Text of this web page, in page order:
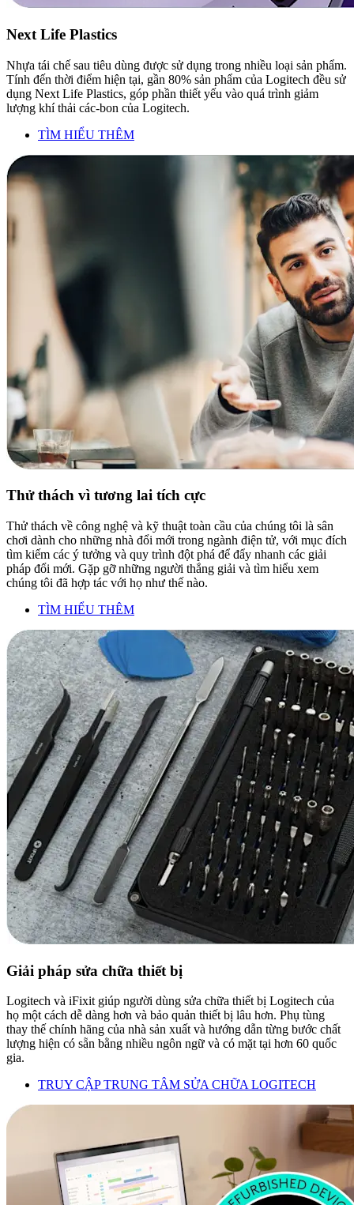
Next Life Plastics
Nhựa tái chế sau tiêu dùng được sử dụng trong nhiều loại sản phẩm.
Tính đến thời điểm hiện tại, gần 80% sản phẩm của Logitech đều sử
dụng Next Life Plastics, góp phần thiết yếu vào quá trình giảm
lượng khí thải các-bon của Logitech.
TÌM HIỂU THÊM
Thử thách vì tương lai tích cực
Thử thách về công nghệ và kỹ thuật toàn cầu của chúng tôi là sân
chơi dành cho những nhà đổi mới trong ngành điện tử, với mục đích
tìm kiếm các ý tưởng và quy trình đột phá để đẩy nhanh các giải
pháp đổi mới. Gặp gỡ những người thắng giải và tìm hiểu xem
chúng tôi đã hợp tác với họ như thế nào.
TÌM HIỂU THÊM
Giải pháp sửa chữa thiết bị
Logitech và iFixit giúp người dùng sửa chữa thiết bị Logitech của
họ một cách dễ dàng hơn và bảo quản thiết bị lâu hơn. Phụ tùng
thay thế chính hãng của nhà sản xuất và hướng dẫn từng bước chất
lượng hiện có sẵn bằng nhiều ngôn ngữ và có mặt tại hơn 60 quốc
gia.
TRUY CẬP TRUNG TÂM SỬA CHỮA LOGITECH